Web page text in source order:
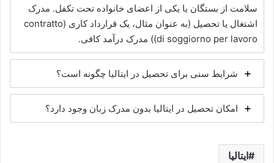
سلامت از بستگان یا یکی از اعضای خانواده تحت تکفل. مدرک
اشتغال یا تحصیل (به عنوان مثال، یک قرارداد کاری (contratto
di soggiorno per lavoro)) مدرک درآمد کافی.
شرایط سنی برای تحصیل در ایتالیا چگونه است؟
امکان تحصیل در ایتالیا بدون مدرک زبان وجود دارد؟
ایتالیا